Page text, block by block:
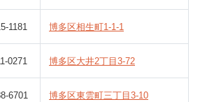
1181 博多区相生町1-1-1
0271 博多区大井2丁目3-72
6701 博多区東雲町三丁目3-10